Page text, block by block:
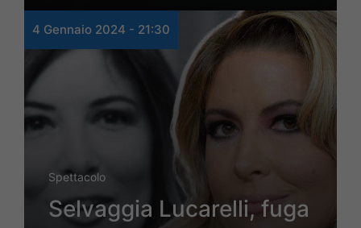
4 Gennaio 2024 - 21:30
Spettacolo
Selvaggia Lucarelli, fuga